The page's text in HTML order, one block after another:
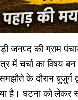
जनपद की ग्राम
में चर्चा का विषय
के दौरान बुजुर्ग
है। घटना को लेकर